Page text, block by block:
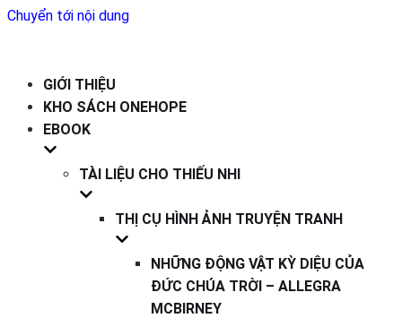
Chuyển tới nội dung
GIỚI THIỆU
KHO SÁCH ONEHOPE
EBOOK
TÀI LIỆU CHO THIẾU NHI
THỊ CỤ HÌNH ẢNH TRUYỆN TRANH
NHỮNG ĐỘNG VẬT KỲ DIỆU CỦA
ĐỨC CHÚA TRỜI – ALLEGRA
MCBIRNEY